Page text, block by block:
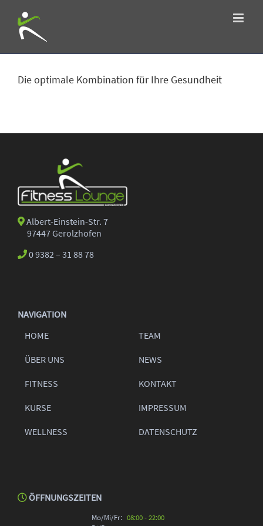
Inhalt
springen
Bild
Die optimale Kombination für Ihre Gesundheit
Albert-Einstein-Str. 7
97447 Gerolzhofen
0 9382 – 31 88 78
NAVIGATION
HOME
ÜBER UNS
FITNESS
KURSE
WELLNESS
TEAM
NEWS
KONTAKT
IMPRESSUM
DATENSCHUTZ
ÖFFNUNGSZEITEN
Mo/Mi/Fr: 08:00 - 22:00